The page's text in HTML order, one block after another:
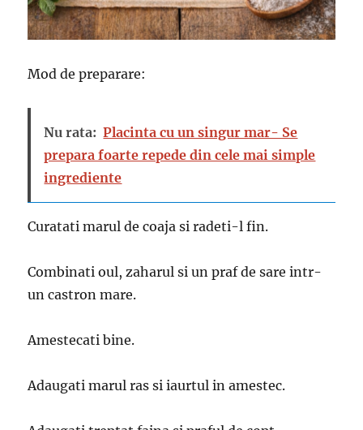
Mod de preparare:
Nu rata: Placinta cu un singur mar- Se
prepara foarte repede din cele mai simple
ingrediente
Curatati marul de coaja si radeti-l fin.
Combinati oul, zaharul si un praf de sare intr-
un castron mare.
Amestecati bine.
Adaugati marul ras si iaurtul in amestec.